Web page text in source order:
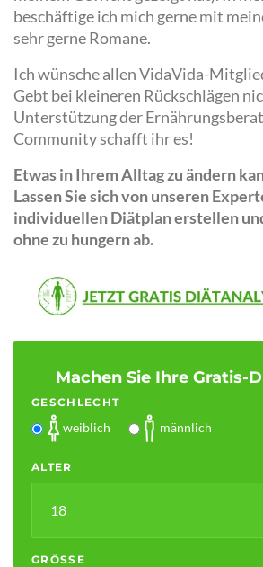
beschäftige ich mich gerne mit
sehr gerne Romane.
Ich wünsche allen VidaVida-
Gebt bei kleineren Rückschlägen
Unterstützung der
Community schafft ihr es!
Etwas in Ihrem Alltag zu ändern
Lassen Sie sich von unseren
individuellen Diätplan erstellen
ohne zu hungern ab.
Machen Sie Ihre Gratis-
GESCHLECHT
weiblich männlich
ALTER
GRÖSSE